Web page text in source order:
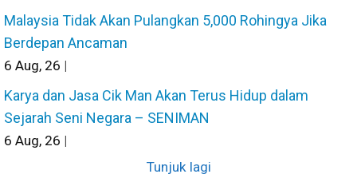
Malaysia Tidak Akan Pulangkan 5,000 Rohingya Jika
Berdepan Ancaman
6 Aug, 26 |
Karya dan Jasa Cik Man Akan Terus Hidup dalam
Sejarah Seni Negara – SENIMAN
6 Aug, 26 |
Tunjuk lagi